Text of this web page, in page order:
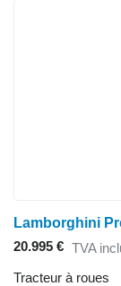
Lamborghini
20.995 € TVA
Tracteur à roues